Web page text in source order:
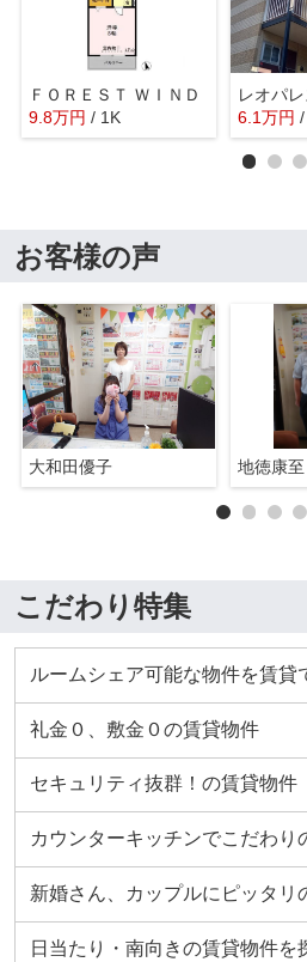
ＦＯＲＥＳＴ ＷＩＮＤ
9.8万円 / 1K
6.1万円
お客様の声
大和田優子 地徳康至
こだわり特集
ルームシェア可能な物件を賃貸
礼金０、敷金０の賃貸物件
セキュリティ抜群！の賃貸物件
カウンターキッチンでこだわり
新婚さん、カップルにピッタリ
日当たり・南向きの賃貸物件を